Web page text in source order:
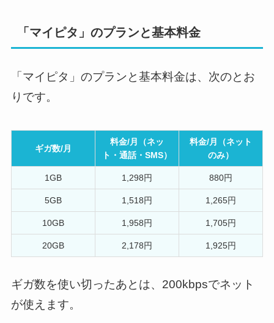
「マイピタ」のプランと基本料金
「マイピタ」のプランと基本料金は、次のとお
りです。
ギガ数/月
料金/月（ネッ
ト・通話・SMS）
料金/月（ネット
のみ）
1GB 1,298円 880円
5GB 1,518円 1,265円
10GB 1,958円 1,705円
20GB 2,178円 1,925円
ギガ数を使い切ったあとは、200kbpsでネット
が使えます。